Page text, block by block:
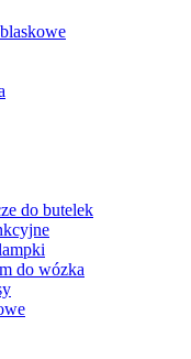
do butelek
do wózka